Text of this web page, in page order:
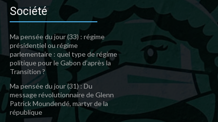
Société
Ma pensée du jour (33) : régime
présidentiel ou régime
parlementaire : quel type de régime
politique pour le Gabon d’après la
Transition ?
Ma pensée du jour (31) : Du
message révolutionnaire de Glenn
Patrick Moundendé, martyr de la
république